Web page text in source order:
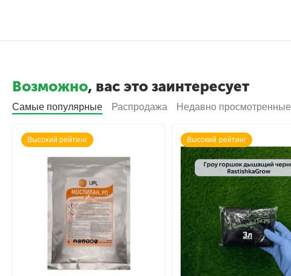
Возможно, вас это заинтересует
Самые популярные Распродажа Недавно просмотренные
Высокий рейтинг Высокий рейтинг